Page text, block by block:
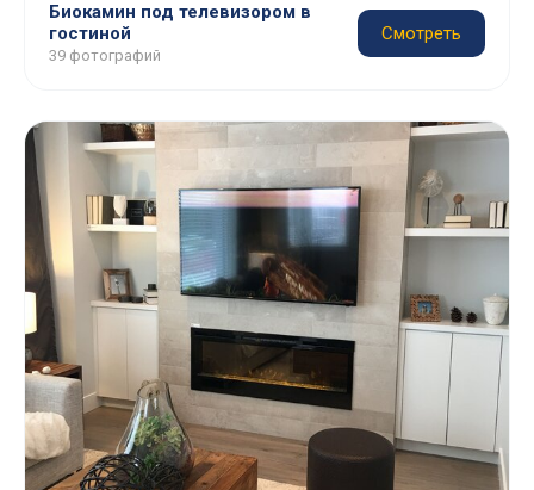
Биокамин под телевизором в
гостиной
39 фотографий
Смотреть